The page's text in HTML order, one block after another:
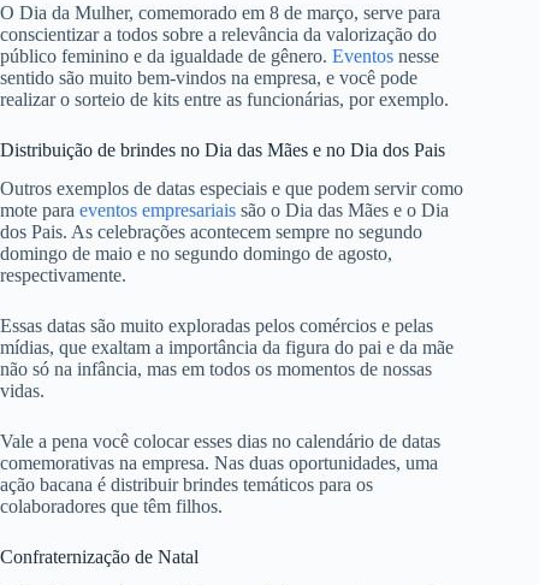
O Dia da Mulher, comemorado em 8 de março, serve para
conscientizar a todos sobre a relevância da valorização do
público feminino e da igualdade de gênero. Eventos nesse
sentido são muito bem-vindos na empresa, e você pode
realizar o sorteio de kits entre as funcionárias, por exemplo.
Distribuição de brindes no Dia das Mães e no Dia dos Pais
Outros exemplos de datas especiais e que podem servir como
mote para eventos empresariais são o Dia das Mães e o Dia
dos Pais. As celebrações acontecem sempre no segundo
domingo de maio e no segundo domingo de agosto,
respectivamente.
Essas datas são muito exploradas pelos comércios e pelas
mídias, que exaltam a importância da figura do pai e da mãe
não só na infância, mas em todos os momentos de nossas
vidas.
Vale a pena você colocar esses dias no calendário de datas
comemorativas na empresa. Nas duas oportunidades, uma
ação bacana é distribuir brindes temáticos para os
colaboradores que têm filhos.
Confraternização de Natal